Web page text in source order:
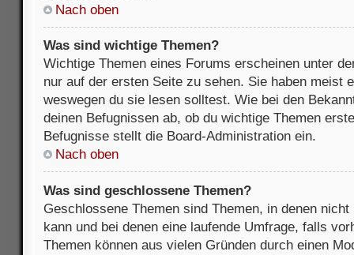
Nach oben
Was sind wichtige Themen?
Wichtige Themen eines Forums erscheinen unter
nur auf der ersten Seite zu sehen. Sie haben meist
weswegen du sie lesen solltest. Wie bei den
deinen Befugnissen ab, ob du wichtige Themen
Befugnisse stellt die Board-Administration ein.
Nach oben
Was sind geschlossene Themen?
Geschlossene Themen sind Themen, in denen
kann und bei denen eine laufende Umfrage, falls
Themen können aus vielen Gründen durch einen